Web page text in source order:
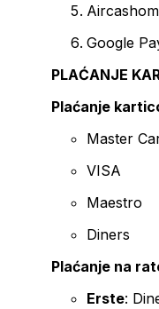
Aircashom
Google
PLAĆANJE
Plaćanje
Master
VISA
Maestro
Diners
Plaćanje na
Erste: